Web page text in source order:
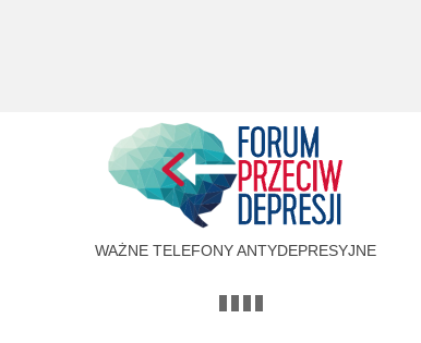
WAŻNE TELEFONY ANTYDEPRESYJNE